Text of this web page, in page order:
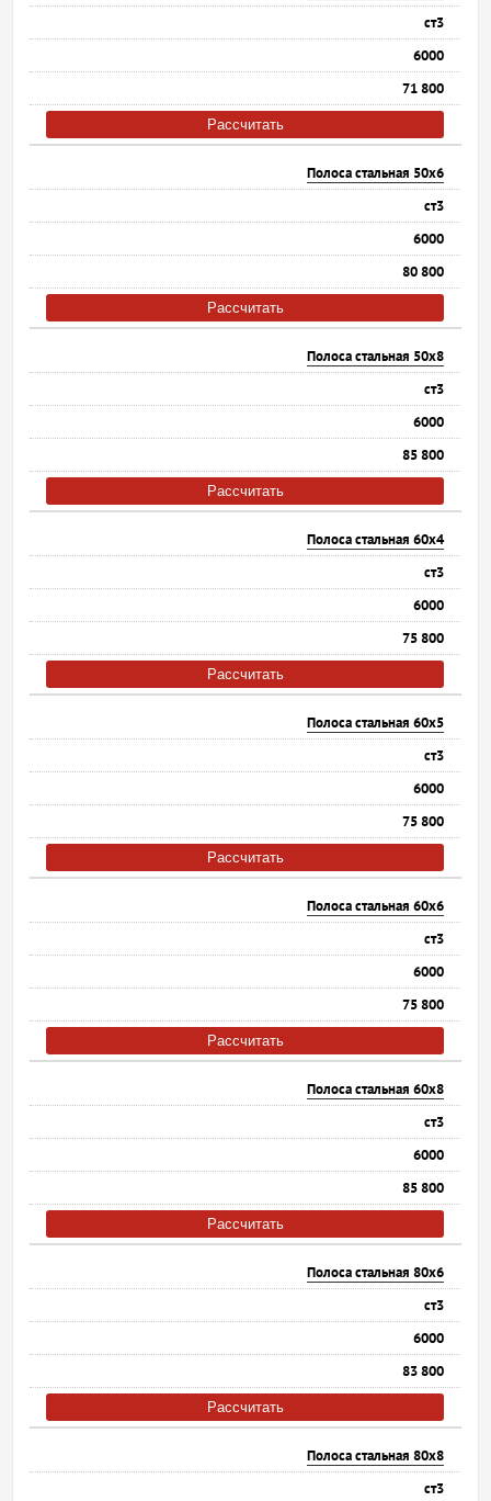
ст3
6000
71 800
Рассчитать
Полоса стальная 50х6
ст3
6000
80 800
Рассчитать
Полоса стальная 50х8
ст3
6000
85 800
Рассчитать
Полоса стальная 60х4
ст3
6000
75 800
Рассчитать
Полоса стальная 60х5
ст3
6000
75 800
Рассчитать
Полоса стальная 60х6
ст3
6000
75 800
Рассчитать
Полоса стальная 60х8
ст3
6000
85 800
Рассчитать
Полоса стальная 80х6
ст3
6000
83 800
Рассчитать
Полоса стальная 80х8
ст3